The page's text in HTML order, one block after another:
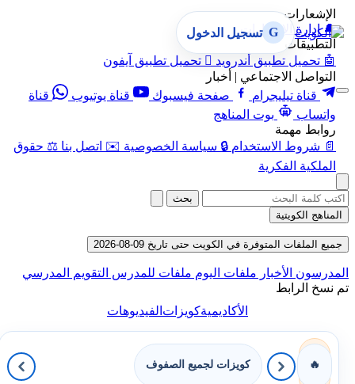
الإشعارات
🔔 إدارة الإشعارات
التطبيقات
🤖 تحميل تطبيق أندرويد  تحميل تطبيق آيفون
التواصل الاجتماعي | أخبار
قناة تيليجرام
صفحة فيسبوك قناة يوتيوب
قناة
واتساب
بوت المناهج
روابط مهمة
📄 شروط الاستخدام 🔒 سياسة الخصوصية ✉️ اتصل بنا ⚖️ حقوق
الملكية الفكرية
G تسجيل الدخول
بحث
المناهج الكويتية
جميع الملفات المتوفرة في الكويت حتى تاريخ 09-08-2026
المدرسون الأخبار ملفات اليوم ملفات للمدرس التقويم المدرسي
تم نسخ الرابط
الأكاديميةكويزاتالفيديوهات
🔥 كويزات لجميع الصفوف